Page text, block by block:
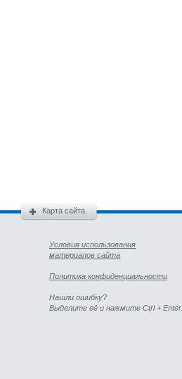
Карта сайта
Условия использования
материалов сайта
Политика конфиденциальности
Нашли ошибку?
Выделите её и нажмите Ctrl + Enter.